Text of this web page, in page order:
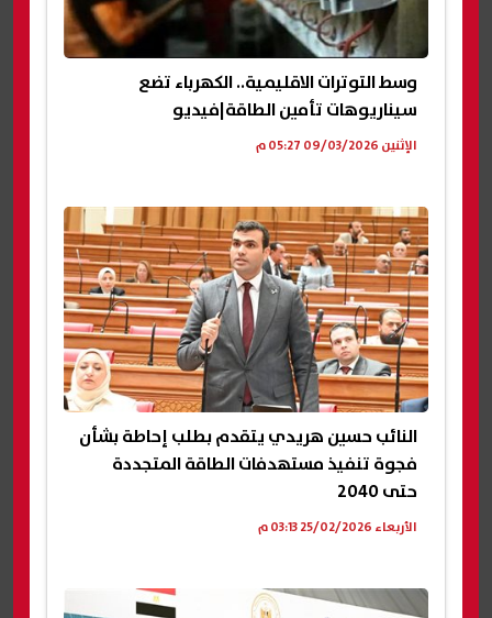
وسط التوترات الاقليمية.. الكهرباء تضع
سيناريوهات تأمين الطاقة|فيديو
الإثنين 09/03/2026 05:27 م
النائب حسين هريدي يتقدم بطلب إحاطة بشأن
فجوة تنفيذ مستهدفات الطاقة المتجددة
حتى 2040
الأربعاء 25/02/2026 03:13 م